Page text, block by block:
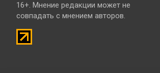
16+. Мнение редакции может не
совпадать с мнением авторов.